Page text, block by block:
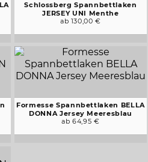
Schlossberg Spannbettlaken
JERSEY UNI Menthe
ab 130,00 €
Formesse Spannbettlaken BELLA
DONNA Jersey Meeresblau
ab 64,95 €